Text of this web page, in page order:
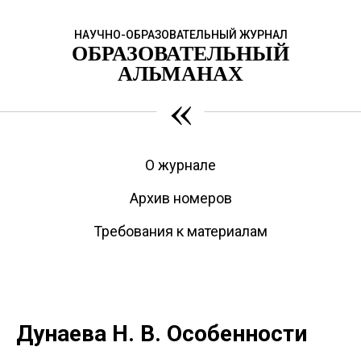
НАУЧНО-ОБРАЗОВАТЕЛЬНЫЙ ЖУРНАЛ
ОБРАЗОВАТЕЛЬНЫЙ
АЛЬМАНАХ
«
О журнале
Архив номеров
Требования к материалам
Дунаева Н. В. Особенности